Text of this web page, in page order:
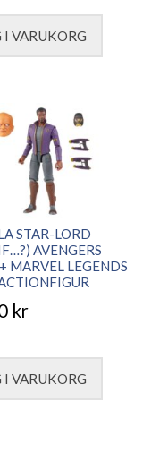
I VARUKORG
STAR-LORD
AVENGERS
MARVEL LEGENDS
kr
I VARUKORG